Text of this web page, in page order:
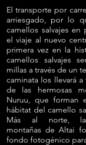
El transporte por
arriesgado, por lo
camellos salvajes
el viaje al nuevo
primera vez en la
camellos salvajes
millas a través de un
caminata los llevará
de las hermosas
Nuruu, que forman
hábitat del camello
Más al norte, las
montañas de Altai
fondo fotogénico